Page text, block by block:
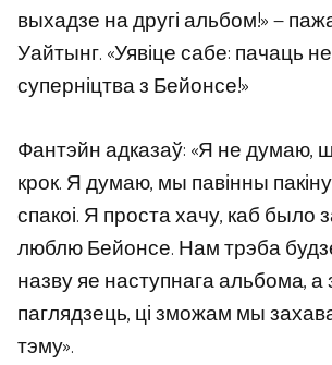
выхадзе на другі альбом!» —
Уайтынг. «Уявіце сабе: пачаць
суперніцтва з Бейонсе!»
Фантэйн адказаў: «Я не думаю,
крок. Я думаю, мы павінны
спакоі. Я проста хачу, каб было
люблю Бейонсе. Нам трэба
назву яе наступнага альбома,
паглядзець, ці зможам мы
тэму».